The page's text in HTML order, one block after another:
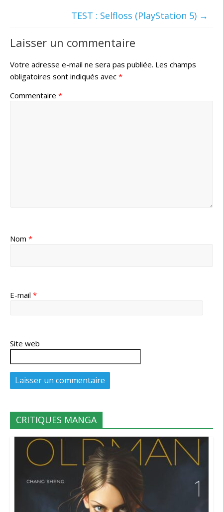
TEST : Selfloss (PlayStation 5) →
Laisser un commentaire
Votre adresse e-mail ne sera pas publiée. Les champs
obligatoires sont indiqués avec *
Commentaire *
Nom *
E-mail *
Site web
CRITIQUES MANGA